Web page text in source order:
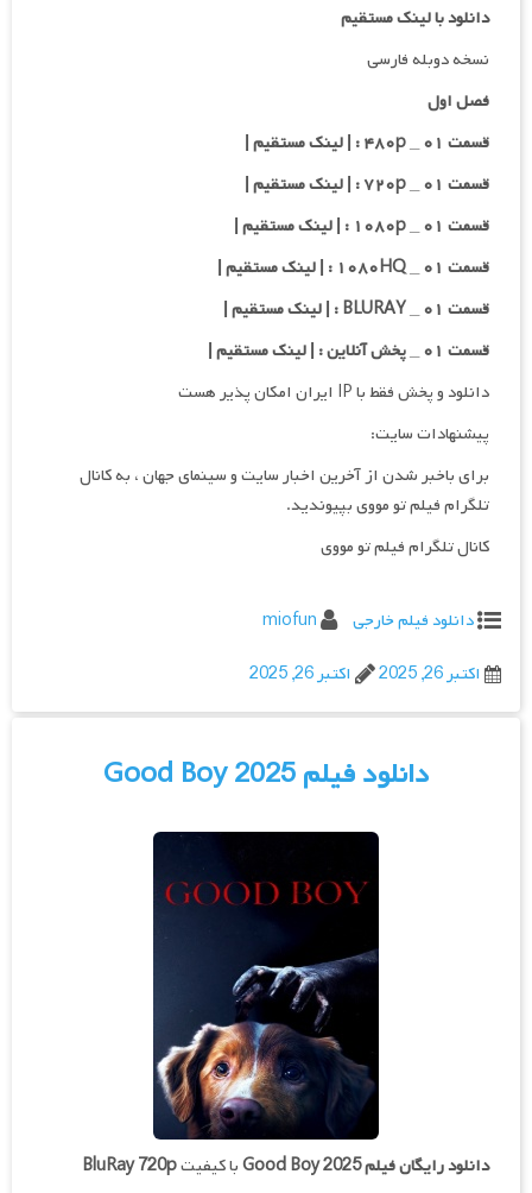
دانلود با لینک مستقیم
نسخه دوبله فارسی
فصل اول
قسمت ۰۱ _ ۴۸۰p : | لینک مستقیم |
قسمت ۰۱ _ ۷۲۰p : | لینک مستقیم |
قسمت ۰۱ _ ۱۰۸۰p : | لینک مستقیم |
قسمت ۰۱ _ ۱۰۸۰HQ : | لینک مستقیم |
قسمت ۰۱ _ BLURAY : | لینک مستقیم |
قسمت ۰۱ _ پخش آنلاین : | لینک مستقیم |
دانلود و پخش فقط با IP ایران امکان پذیر هست
پیشنهادات سایت:
برای باخبر شدن از آخرین اخبار سایت و سینمای جهان ، به کانال
تلگرام فیلم تو مووی بپیوندید.
کانال تلگرام فیلم تو مووی
دانلود فیلم خارجی
miofun
اکتبر 26, 2025
اکتبر 26, 2025
دانلود فیلم Good Boy 2025
دانلود رایگان فیلمGood Boy 2025با کیفیتBluRay 720p